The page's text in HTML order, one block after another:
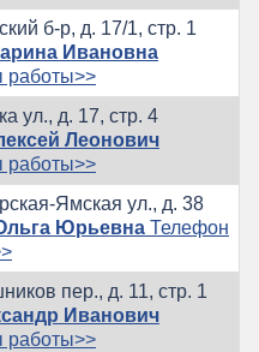
б-р, д. 17/1, стр. 1
Ивановна
работы>>
ул., д. 17, стр. 4
Леонович
работы>>
Ямская ул., д. 38
Юрьевна Телефон
пер., д. 11, стр. 1
Иванович
работы>>